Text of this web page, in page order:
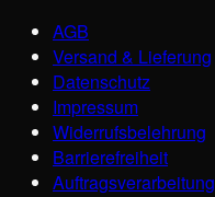
AGB
Versand & Lieferung
Datenschutz
Impressum
Widerrufsbelehrung
Barrierefreiheit
Auftragsverarbeitung